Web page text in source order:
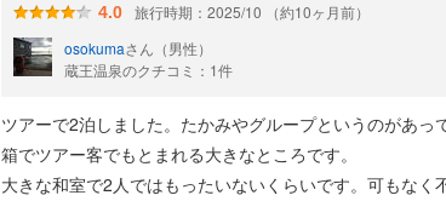
4.0
旅行時期：2025/10 （約10ヶ月前）
osokumaさん（男性）
蔵王温泉のクチコミ：1件
ツアーで2泊しました。たかみやグループというのがあ
箱でツアー客でもとまれる大きなところです。
大きな和室で2人ではもったいないくらいです。可もな